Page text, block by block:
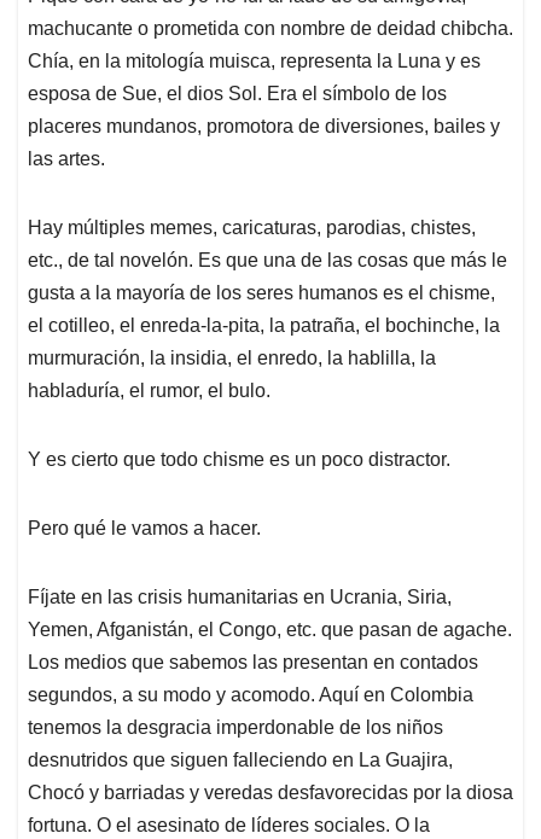
machucante o prometida con nombre de deidad chibcha.
Chía, en la mitología muisca, representa la Luna y es
esposa de Sue, el dios Sol. Era el símbolo de los
placeres mundanos, promotora de diversiones, bailes y
las artes.
Hay múltiples memes, caricaturas, parodias, chistes,
etc., de tal novelón. Es que una de las cosas que más le
gusta a la mayoría de los seres humanos es el chisme,
el cotilleo, el enreda-la-pita, la patraña, el bochinche, la
murmuración, la insidia, el enredo, la hablilla, la
habladuría, el rumor, el bulo.
Y es cierto que todo chisme es un poco distractor.
Pero qué le vamos a hacer.
Fíjate en las crisis humanitarias en Ucrania, Siria,
Yemen, Afganistán, el Congo, etc. que pasan de agache.
Los medios que sabemos las presentan en contados
segundos, a su modo y acomodo. Aquí en Colombia
tenemos la desgracia imperdonable de los niños
desnutridos que siguen falleciendo en La Guajira,
Chocó y barriadas y veredas desfavorecidas por la diosa
fortuna. O el asesinato de líderes sociales. O la